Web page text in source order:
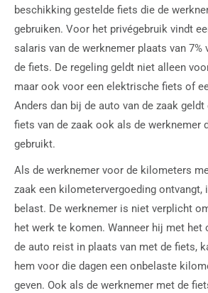
beschikking gestelde fiets die de
gebruiken. Voor het privégebruik vindt
salaris van de werknemer plaats van 7%
de fiets. De regeling geldt niet alleen
maar ook voor een elektrische fiets of
Anders dan bij de auto van de zaak
fiets van de zaak ook als de werknemer
gebruikt.
Als de werknemer voor de kilometers
zaak een kilometervergoeding ontvangt,
belast. De werknemer is niet verplicht
het werk te komen. Wanneer hij met het
de auto reist in plaats van met de fiets,
hem voor die dagen een onbelaste
geven. Ook als de werknemer met de